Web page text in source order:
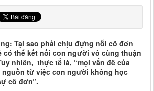
Tại sao phải chịu đựng nỗi cô đơn
có thể kết nối con người vô cùng thuận
nhiên, thực tế là, “mọi vấn đề của
nguồn từ việc con người không học
cô đơn”.